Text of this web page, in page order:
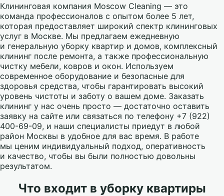
Клининговая компания Moscow Cleaning — это
команда профессионалов с опытом более 5 лет,
которая предоставляет широкий спектр клининговых
услуг в Москве. Мы предлагаем ежедневную
и генеральную уборку квартир и домов, комплексный
клининг после ремонта, а также профессиональную
чистку мебели, ковров и окон. Используем
современное оборудование и безопасные для
здоровья средства, чтобы гарантировать высокий
уровень чистоты и заботу о вашем доме. Заказать
клининг у нас очень просто — достаточно оставить
заявку на сайте или связаться по телефону +7 (922)
400-69-09, и наши специалисты приедут в любой
район Москвы в удобное для вас время. В работе
мы ценим индивидуальный подход, оперативность
и качество, чтобы вы были полностью довольны
результатом.
Что входит в уборку квартиры